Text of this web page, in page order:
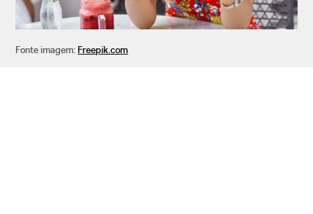
Fonte imagem: Freepik.com